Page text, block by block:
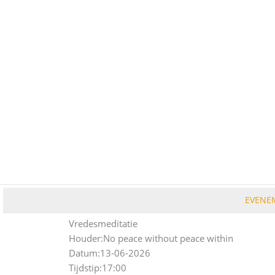
Vredesmeditatie
Houder:No peace without peace within
Datum:13-06-2026
Tijdstip:17:00